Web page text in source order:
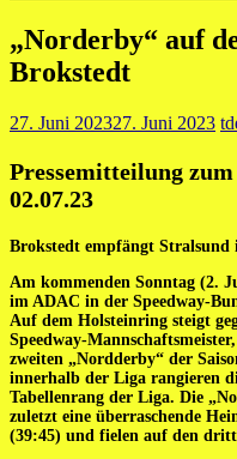
„Norderby“ auf
Brokstedt
27. Juni 202327. Juni 2023
Pressemitteilung
02.07.23
Brokstedt empfängt Stralsund
Am kommenden Sonntag (2.
im ADAC in der Speedway-
Auf dem Holsteinring steigt
Speedway-
zweiten „Nordderby“ der
innerhalb der Liga rangieren
Tabellenrang der Liga. Die
zuletzt eine überraschende
(39:45) und fielen auf den